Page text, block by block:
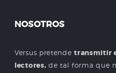
NOSOTROS
Versus pretendetransmitir
lectores, de tal forma que